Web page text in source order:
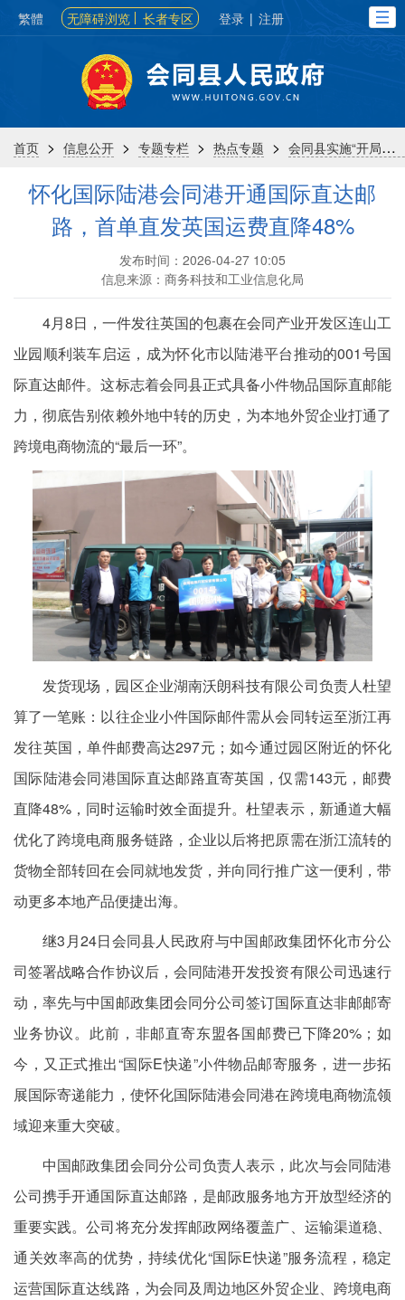
繁體 无障碍浏览 长者专区 登录 | 注册
首页 > 信息公开 > 专题专栏 > 热点专题 > 会同县实施“开局八好”行动
怀化国际陆港会同港开通国际直达邮
路，首单直发英国运费直降48%
发布时间：2026-04-27 10:05
信息来源：商务科技和工业信息化局
4月8日，一件发往英国的包裹在会同产业开发区连山工
业园顺利装车启运，成为怀化市以陆港平台推动的001号国
际直达邮件。这标志着会同县正式具备小件物品国际直邮能
力，彻底告别依赖外地中转的历史，为本地外贸企业打通了
跨境电商物流的“最后一环”。
发货现场，园区企业湖南沃朗科技有限公司负责人杜望
算了一笔账：以往企业小件国际邮件需从会同转运至浙江再
发往英国，单件邮费高达297元；如今通过园区附近的怀化
国际陆港会同港国际直达邮路直寄英国，仅需143元，邮费
直降48%，同时运输时效全面提升。杜望表示，新通道大幅
优化了跨境电商服务链路，企业以后将把原需在浙江流转的
货物全部转回在会同就地发货，并向同行推广这一便利，带
动更多本地产品便捷出海。
继3月24日会同县人民政府与中国邮政集团怀化市分公
司签署战略合作协议后，会同陆港开发投资有限公司迅速行
动，率先与中国邮政集团会同分公司签订国际直达非邮邮寄
业务协议。此前，非邮直寄东盟各国邮费已下降20%；如
今，又正式推出“国际E快递”小件物品邮寄服务，进一步拓
展国际寄递能力，使怀化国际陆港会同港在跨境电商物流领
域迎来重大突破。
中国邮政集团会同分公司负责人表示，此次与会同陆港
公司携手开通国际直达邮路，是邮政服务地方开放型经济的
重要实践。公司将充分发挥邮政网络覆盖广、运输渠道稳、
通关效率高的优势，持续优化“国际E快递”服务流程，稳定
运营国际直达线路，为会同及周边地区外贸企业、跨境电商